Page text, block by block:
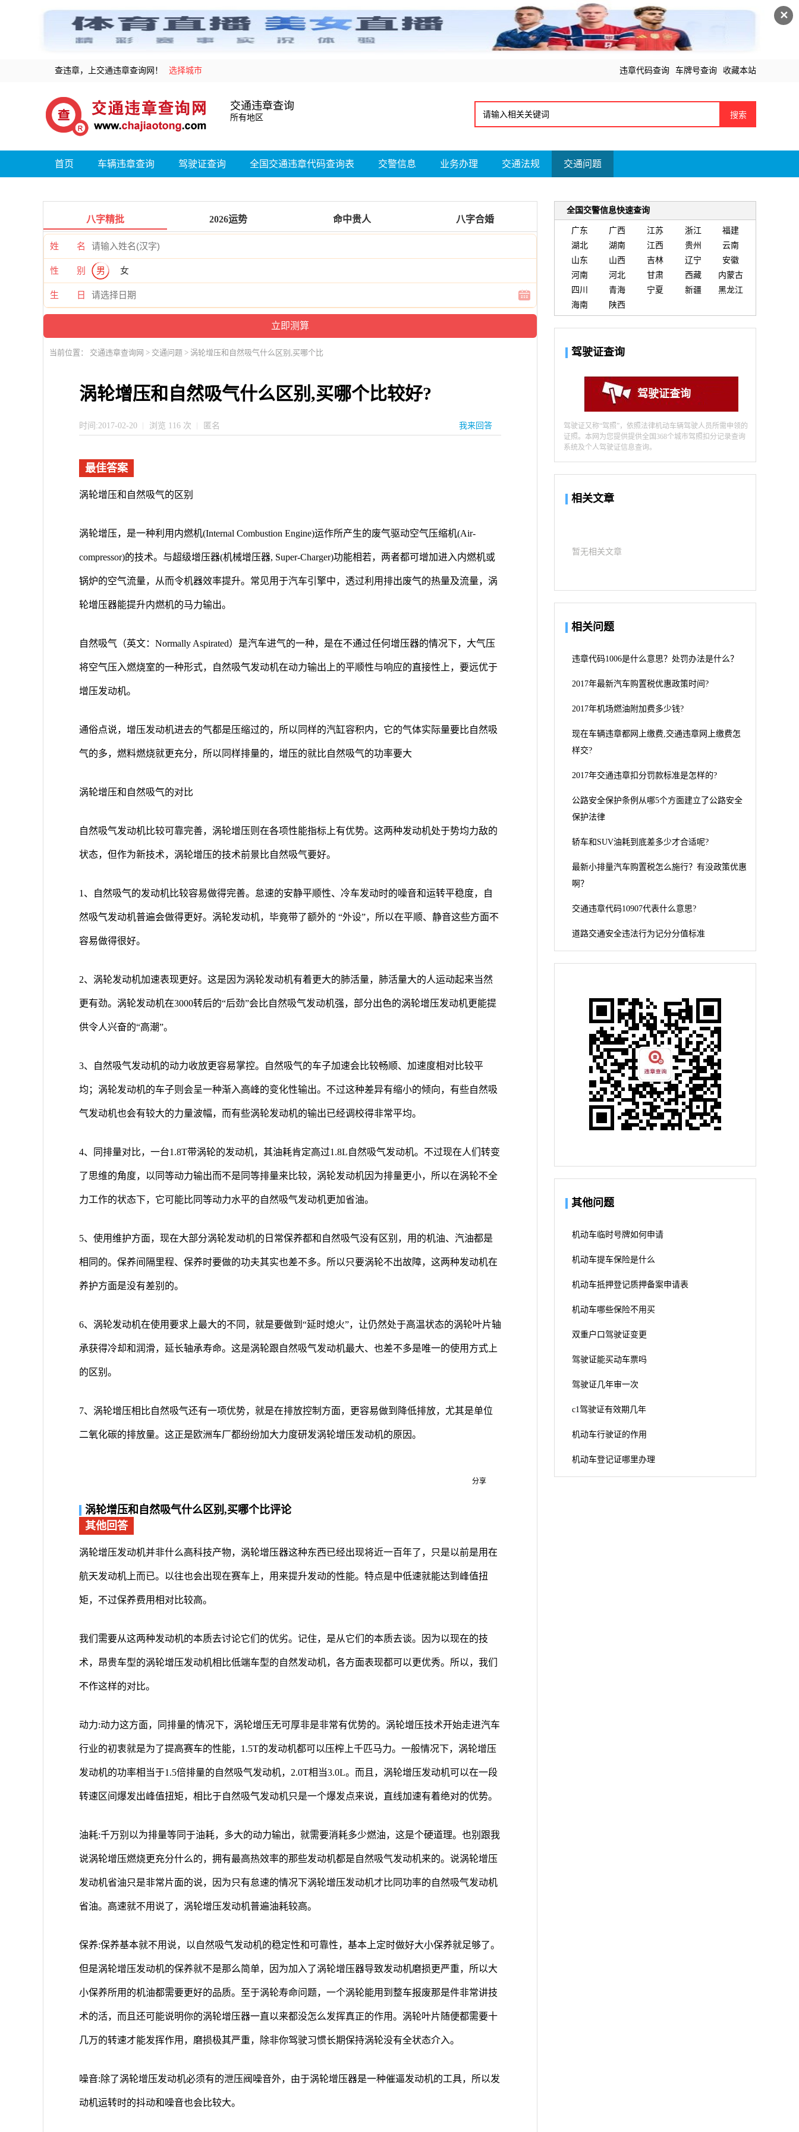
✕
查违章，上交通违章查询网！ 选择城市 违章代码查询 车牌号查询 收藏本站
交通违章查询
所有地区 搜索
首页 车辆违章查询 驾驶证查询 全国交通违章代码查询表 交警信息 业务办理 交通法规 交通问题
八字精批 2026运势 命中贵人 八字合婚
姓 名
性 别 男 女
生 日
当前位置： 交通违章查询网 > 交通问题 > 涡轮增压和自然吸气什么区别,买哪个比
涡轮增压和自然吸气什么区别,买哪个比较好?
时间:2017-02-20 浏览 116 次 匿名 我来回答
最佳答案
涡轮增压和自然吸气的区别
涡轮增压，是一种利用内燃机(Internal Combustion Engine)运作所产生的废气驱动空气压缩机(Air-
compressor)的技术。与超级增压器(机械增压器, Super-Charger)功能相若，两者都可增加进入内燃机或
锅炉的空气流量，从而令机器效率提升。常见用于汽车引擎中，透过利用排出废气的热量及流量，涡
轮增压器能提升内燃机的马力输出。
自然吸气（英文：Normally Aspirated）是汽车进气的一种，是在不通过任何增压器的情况下，大气压
将空气压入燃烧室的一种形式，自然吸气发动机在动力输出上的平顺性与响应的直接性上，要远优于
增压发动机。
通俗点说，增压发动机进去的气都是压缩过的，所以同样的汽缸容积内，它的气体实际量要比自然吸
气的多，燃料燃烧就更充分，所以同样排量的，增压的就比自然吸气的功率要大
涡轮增压和自然吸气的对比
自然吸气发动机比较可靠完善，涡轮增压则在各项性能指标上有优势。这两种发动机处于势均力敌的
状态，但作为新技术，涡轮增压的技术前景比自然吸气要好。
1、自然吸气的发动机比较容易做得完善。怠速的安静平顺性、冷车发动时的噪音和运转平稳度，自
然吸气发动机普遍会做得更好。涡轮发动机，毕竟带了额外的 “外设”，所以在平顺、静音这些方面不
容易做得很好。
2、涡轮发动机加速表现更好。这是因为涡轮发动机有着更大的肺活量，肺活量大的人运动起来当然
更有劲。涡轮发动机在3000转后的“后劲”会比自然吸气发动机强，部分出色的涡轮增压发动机更能提
供令人兴奋的“高潮”。
3、自然吸气发动机的动力收放更容易掌控。自然吸气的车子加速会比较畅顺、加速度相对比较平
均；涡轮发动机的车子则会呈一种渐入高峰的变化性输出。不过这种差异有缩小的倾向，有些自然吸
气发动机也会有较大的力量波幅，而有些涡轮发动机的输出已经调校得非常平均。
4、同排量对比，一台1.8T带涡轮的发动机，其油耗肯定高过1.8L自然吸气发动机。不过现在人们转变
了思维的角度，以同等动力输出而不是同等排量来比较，涡轮发动机因为排量更小，所以在涡轮不全
力工作的状态下，它可能比同等动力水平的自然吸气发动机更加省油。
5、使用维护方面，现在大部分涡轮发动机的日常保养都和自然吸气没有区别，用的机油、汽油都是
相同的。保养间隔里程、保养时要做的功夫其实也差不多。所以只要涡轮不出故障，这两种发动机在
养护方面是没有差别的。
6、涡轮发动机在使用要求上最大的不同，就是要做到“延时熄火”，让仍然处于高温状态的涡轮叶片轴
承获得冷却和润滑，延长轴承寿命。这是涡轮跟自然吸气发动机最大、也差不多是唯一的使用方式上
的区别。
7、涡轮增压相比自然吸气还有一项优势，就是在排放控制方面，更容易做到降低排放，尤其是单位
二氧化碳的排放量。这正是欧洲车厂都纷纷加大力度研发涡轮增压发动机的原因。
分享
涡轮增压和自然吸气什么区别,买哪个比评论
其他回答
涡轮增压发动机并非什么高科技产物，涡轮增压器这种东西已经出现将近一百年了，只是以前是用在
航天发动机上而已。以往也会出现在赛车上，用来提升发动的性能。特点是中低速就能达到峰值扭
矩，不过保养费用相对比较高。
我们需要从这两种发动机的本质去讨论它们的优劣。记住，是从它们的本质去谈。因为以现在的技
术，昂贵车型的涡轮增压发动机相比低端车型的自然发动机，各方面表现都可以更优秀。所以，我们
不作这样的对比。
动力:动力这方面，同排量的情况下，涡轮增压无可厚非是非常有优势的。涡轮增压技术开始走进汽车
行业的初衷就是为了提高赛车的性能，1.5T的发动机都可以压榨上千匹马力。一般情况下，涡轮增压
发动机的功率相当于1.5倍排量的自然吸气发动机，2.0T相当3.0L。而且，涡轮增压发动机可以在一段
转速区间爆发出峰值扭矩，相比于自然吸气发动机只是一个爆发点来说，直线加速有着绝对的优势。
油耗:千万别以为排量等同于油耗，多大的动力输出，就需要消耗多少燃油，这是个硬道理。也别跟我
说涡轮增压燃烧更充分什么的，拥有最高热效率的那些发动机都是自然吸气发动机来的。说涡轮增压
发动机省油只是非常片面的说，因为只有怠速的情况下涡轮增压发动机才比同功率的自然吸气发动机
省油。高速就不用说了，涡轮增压发动机普遍油耗较高。
保养:保养基本就不用说，以自然吸气发动机的稳定性和可靠性，基本上定时做好大小保养就足够了。
但是涡轮增压发动机的保养就不是那么简单，因为加入了涡轮增压器导致发动机磨损更严重，所以大
小保养所用的机油都需要更好的品质。至于涡轮寿命问题，一个涡轮能用到整车报废那是件非常讲技
术的活，而且还可能说明你的涡轮增压器一直以来都没怎么发挥真正的作用。涡轮叶片随便都需要十
几万的转速才能发挥作用，磨损极其严重，除非你驾驶习惯长期保持涡轮没有全状态介入。
噪音:除了涡轮增压发动机必须有的泄压阀噪音外，由于涡轮增压器是一种催逼发动机的工具，所以发
动机运转时的抖动和噪音也会比较大。
全国交警信息快速查询
广东 广西 江苏 浙江
福建
湖北
湖南 江西 贵州
云南
山东
山西 吉林 辽宁
安徽
河南
河北 甘肃 西藏
内蒙古
四川
青海 宁夏 新疆
黑龙江
海南
陕西
驾驶证查询
驾驶证查询
驾驶证又称“驾照”，依照法律机动车辆驾驶人员所需申领的
证照。本网为您提供提供全国368个城市驾照扣分记录查询
系统及个人驾驶证信息查询。
相关文章
暂无相关文章
相关问题
违章代码1006是什么意思？处罚办法是什么？
2017年最新汽车购置税优惠政策时间?
2017年机场燃油附加费多少钱?
现在车辆违章都网上缴费,交通违章网上缴费怎
样交?
2017年交通违章扣分罚款标准是怎样的?
公路安全保护条例从哪5个方面建立了公路安全
保护法律
轿车和SUV油耗到底差多少才合适呢?
最新小排量汽车购置税怎么施行？有没政策优惠
啊？
交通违章代码10907代表什么意思?
道路交通安全违法行为记分分值标准
其他问题
机动车临时号牌如何申请
机动车提车保险是什么
机动车抵押登记质押备案申请表
机动车哪些保险不用买
双重户口驾驶证变更
驾驶证能买动车票吗
驾驶证几年审一次
c1驾驶证有效期几年
机动车行驶证的作用
机动车登记证哪里办理